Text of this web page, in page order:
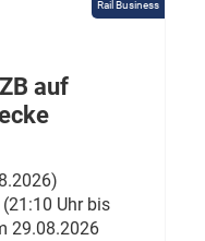
Rail Business
auf
Uhr bis
29.08.2026